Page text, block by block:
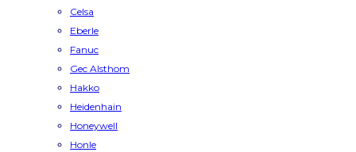
Celsa
Eberle
Fanuc
Gec Alsthom
Hakko
Heidenhain
Honeywell
Honle